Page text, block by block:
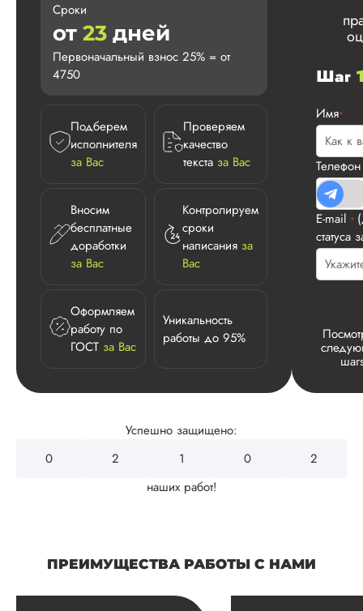
Сроки
от 23 дней
Первоначальный взнос 25% = от
4750
Подберем
исполнителя
за Вас
Проверяем
качество
текста за Вас
Вносим
бесплатные
доработки
за Вас
Контролируем
сроки
написания за
Вас
Оформляем
работу по
ГОСТ за Вас
Уникальность
работы до 95%
Шаг
Имя*
E-mail *
статуса
Успешно защищено:
2
3
4
2
0
наших работ!
ПРЕИМУЩЕСТВА РАБОТЫ С НАМИ